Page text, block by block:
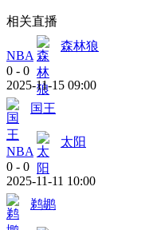
相关直播
NBA
森林狼
0 - 0
2025-11-15 09:00
国王
NBA
太阳
0 - 0
2025-11-11 10:00
鹈鹕